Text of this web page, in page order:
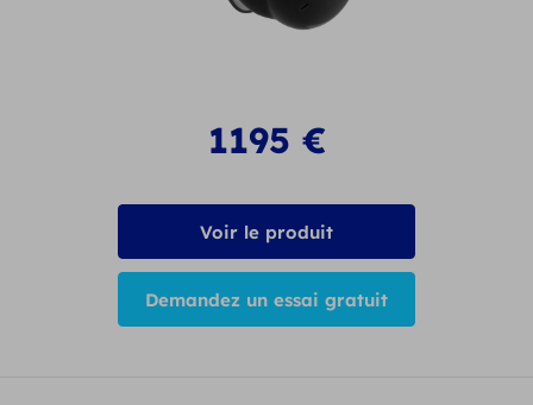
1195 €
Voir le produit
Demandez un essai gratuit